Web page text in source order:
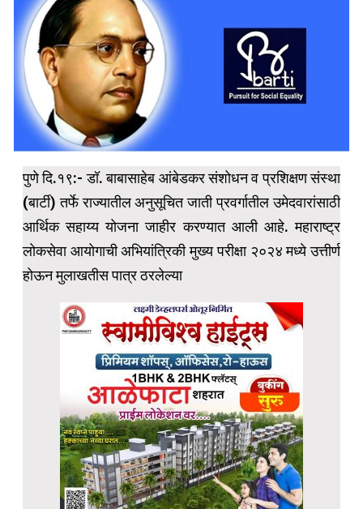
पुणे दि.१९:- डॉ. बाबासाहेब आंबेडकर संशोधन व प्रशिक्षण संस्था
(बार्टी) तर्फे राज्यातील अनुसूचित जाती प्रवर्गातील उमेदवारांसाठी
आर्थिक सहाय्य योजना जाहीर करण्यात आली आहे. महाराष्ट्र
लोकसेवा आयोगाची अभियांत्रिकी मुख्य परीक्षा २०२४ मध्ये उत्तीर्ण
होऊन मुलाखतीस पात्र ठरलेल्या